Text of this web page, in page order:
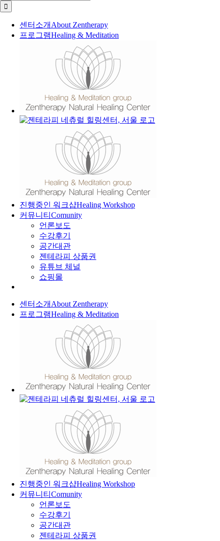
색:
센터소개 About Zentherapy
프로그램Healing & Meditation
진행중인 워크샵Healing Workshop
커뮤니티 Comunity
언론보도
수강후기
공간대관
젠테라피 상품권
유튜브 체널
쇼핑몰
센터소개 About Zentherapy
프로그램Healing & Meditation
진행중인 워크샵Healing Workshop
커뮤니티 Comunity
언론보도
수강후기
공간대관
젠테라피 상품권